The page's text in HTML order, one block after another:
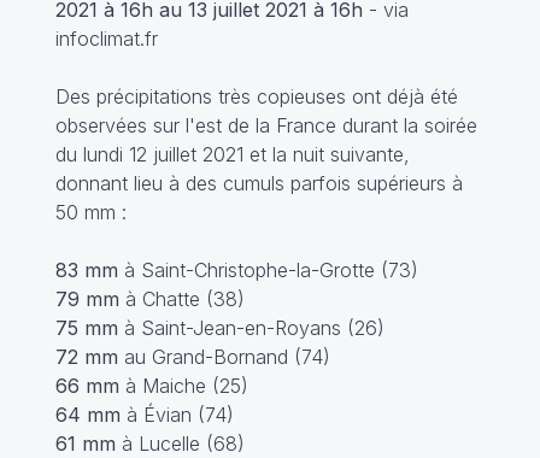
2021 à 16h au 13 juillet 2021 à 16h - via
infoclimat.fr
Des précipitations très copieuses ont déjà été
observées sur l'est de la France durant la soirée
du lundi 12 juillet 2021 et la nuit suivante,
donnant lieu à des cumuls parfois supérieurs à
50 mm :
83 mm à Saint-Christophe-la-Grotte (73)
79 mm à Chatte (38)
75 mm à Saint-Jean-en-Royans (26)
72 mm au Grand-Bornand (74)
66 mm à Maiche (25)
64 mm à Évian (74)
61 mm à Lucelle (68)